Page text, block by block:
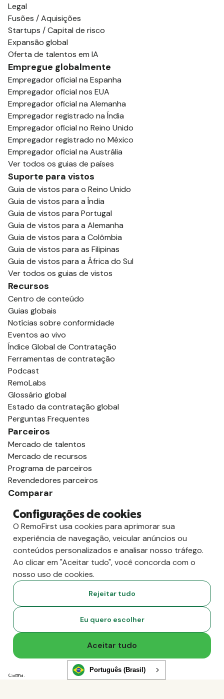
Legal
Fusões / Aquisições
Startups / Capital de risco
Expansão global
Oferta de talentos em IA
Empregue globalmente
Empregador oficial na Espanha
Empregador oficial nos EUA
Empregador oficial na Alemanha
Empregador registrado na Índia
Empregador oficial no Reino Unido
Empregador registrado no México
Empregador oficial na Austrália
Ver todos os guias de países
Suporte para vistos
Guia de vistos para o Reino Unido
Guia de vistos para a Índia
Guia de vistos para Portugal
Guia de vistos para a Alemanha
Guia de vistos para a Colômbia
Guia de vistos para as Filipinas
Guia de vistos para a África do Sul
Ver todos os guias de vistos
Recursos
Centro de conteúdo
Guias globais
Notícias sobre conformidade
Eventos ao vivo
Índice Global de Contratação
Ferramentas de contratação
Podcast
RemoLabs
Glossário global
Estado da contratação global
Perguntas Frequentes
Parceiros
Mercado de talentos
Mercado de recursos
Programa de parceiros
Revendedores parceiros
Comparar
vs. Remoto
vs. Oyster
vs. Multiplicador
RemoFirst Inc. Criado com 💚 remotamente, de
casa.
Configurações de cookies
O RemoFirst usa cookies para aprimorar sua
experiência de navegação, veicular anúncios ou
conteúdos personalizados e analisar nosso tráfego.
Ao clicar em "Aceitar tudo", você concorda com o
nosso uso de cookies.
Rejeitar tudo
Eu quero escolher
Aceitar tudo
Português (Brasil)